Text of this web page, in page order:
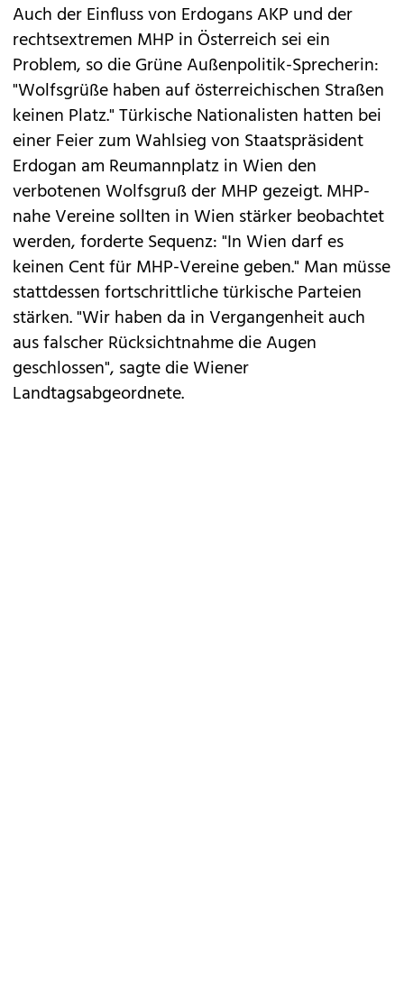
Auch der Einfluss von Erdogans AKP und der
rechtsextremen MHP in Österreich sei ein
Problem, so die Grüne Außenpolitik-Sprecherin:
"Wolfsgrüße haben auf österreichischen Straßen
keinen Platz." Türkische Nationalisten hatten bei
einer Feier zum Wahlsieg von Staatspräsident
Erdogan am Reumannplatz in Wien den
verbotenen Wolfsgruß der MHP gezeigt. MHP-
nahe Vereine sollten in Wien stärker beobachtet
werden, forderte Sequenz: "In Wien darf es
keinen Cent für MHP-Vereine geben." Man müsse
stattdessen fortschrittliche türkische Parteien
stärken. "Wir haben da in Vergangenheit auch
aus falscher Rücksichtnahme die Augen
geschlossen", sagte die Wiener
Landtagsabgeordnete.